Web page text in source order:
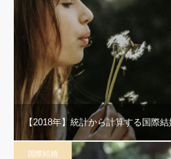
【2018年】統計から計算する国際
国際結婚